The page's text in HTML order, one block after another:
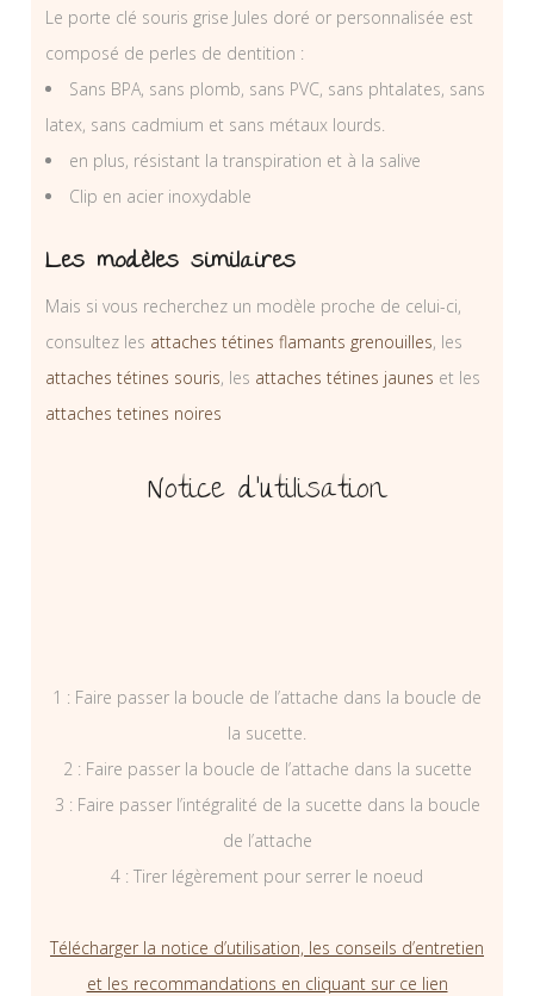
Le porte clé souris grise Jules doré or personnalisée est
composé de perles de dentition :
Sans BPA, sans plomb, sans PVC, sans phtalates, sans
latex, sans cadmium et sans métaux lourds.
en plus, résistant la transpiration et à la salive
Clip en acier inoxydable
Les modèles similaires
Mais si vous recherchez un modèle proche de celui-ci,
consultez les attaches tétines flamants grenouilles, les
attaches tétines souris, les attaches tétines jaunes et les
attaches tetines noires
Notice d’utilisation
1 : Faire passer la boucle de l’attache dans la boucle de
la sucette.
2 : Faire passer la boucle de l’attache dans la sucette
3 : Faire passer l’intégralité de la sucette dans la boucle
de l’attache
4 : Tirer légèrement pour serrer le noeud
Télécharger la notice d’utilisation, les conseils d’entretien
et les recommandations en cliquant sur ce lien